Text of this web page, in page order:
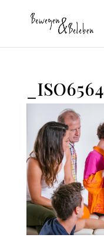
_ISO6564